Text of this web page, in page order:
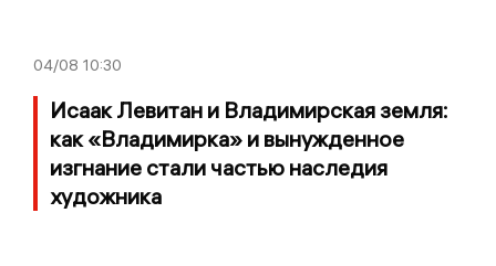
04/08 10:30
Исаак Левитан и Владимирская земля:
как «Владимирка» и вынужденное
изгнание стали частью наследия
художника